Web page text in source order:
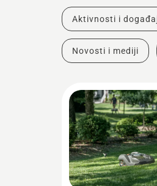
Aktivnosti i
Novosti i mediji